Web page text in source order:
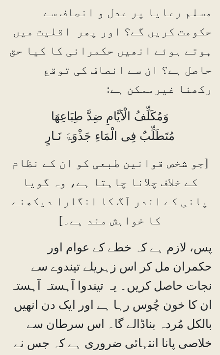
مسلم رعایا پر عدل و انصاف سے
حکومت کریں گے؟ اور پھر اقلیت میں
ہوتے ہوئے انھیں حکمرانی کا کیا حق
حاصل ہے؟ ان سے انصاف کی توقع
رکھنا غیرممکن ہے:
وَمُکَلِّفُ الْاَیَّامِ ضِدَّ طِبَاعِھَا
مُتَطَلِّبٌ فِی الْمَاءِ جَذْوَۃَ نَـارٍ
[جو شخص قوانین طبعی کو ان کے نظام
کے خلاف چلانا چاہتا ہے، وہ گویا
پانی کے اندر آگ کا انگارا دیکھنے
کا خواہش مند ہے۔]
پس، لازم ہے کہ خطے کے عوام اور
حکمران مل کر اس زہریلے تیندوے سے
نجات حاصل کریں۔ یہ تیندوا آہستہ آہستہ
ان کا خون چُوس رہا ہے اور ایک دن انھیں
بالکل مُردہ بناڈالے گا۔ اس سرطان سے
خلاصی پانا انتہائی ضروری ہے کہ جس نے